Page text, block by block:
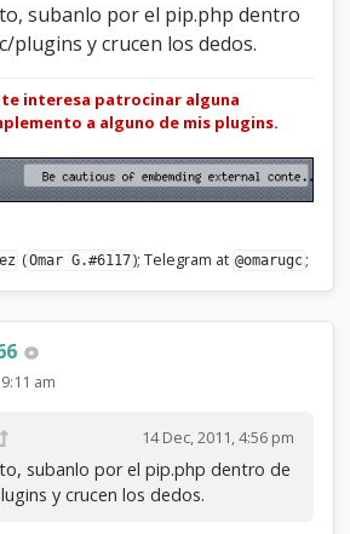
subanlo por el pip.php dentro
plugins y crucen los dedos.
te interesa patrocinar alguna
a alguno de mis plugins.
(Omar G.#6117); Telegram at @omarugc ;
am
14 Dec, 2011, 4:56 pm
subanlo por el pip.php dentro de
y crucen los dedos.